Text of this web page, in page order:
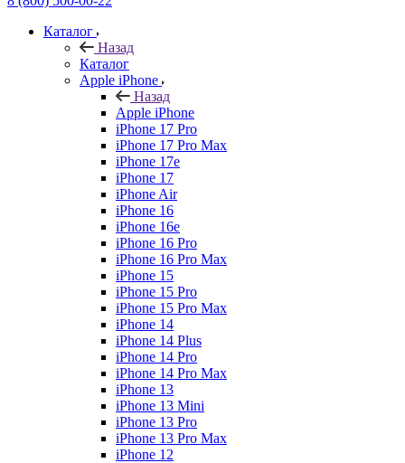
Каталог
Назад
Каталог
Apple iPhone
Назад
Apple iPhone
iPhone 17 Pro
iPhone 17 Pro Max
iPhone 17e
iPhone 17
iPhone Air
iPhone 16
iPhone 16e
iPhone 16 Pro
iPhone 16 Pro Max
iPhone 15
iPhone 15 Pro
iPhone 15 Pro Max
iPhone 14
iPhone 14 Plus
iPhone 14 Pro
iPhone 14 Pro Max
iPhone 13
iPhone 13 Mini
iPhone 13 Pro
iPhone 13 Pro Max
iPhone 12